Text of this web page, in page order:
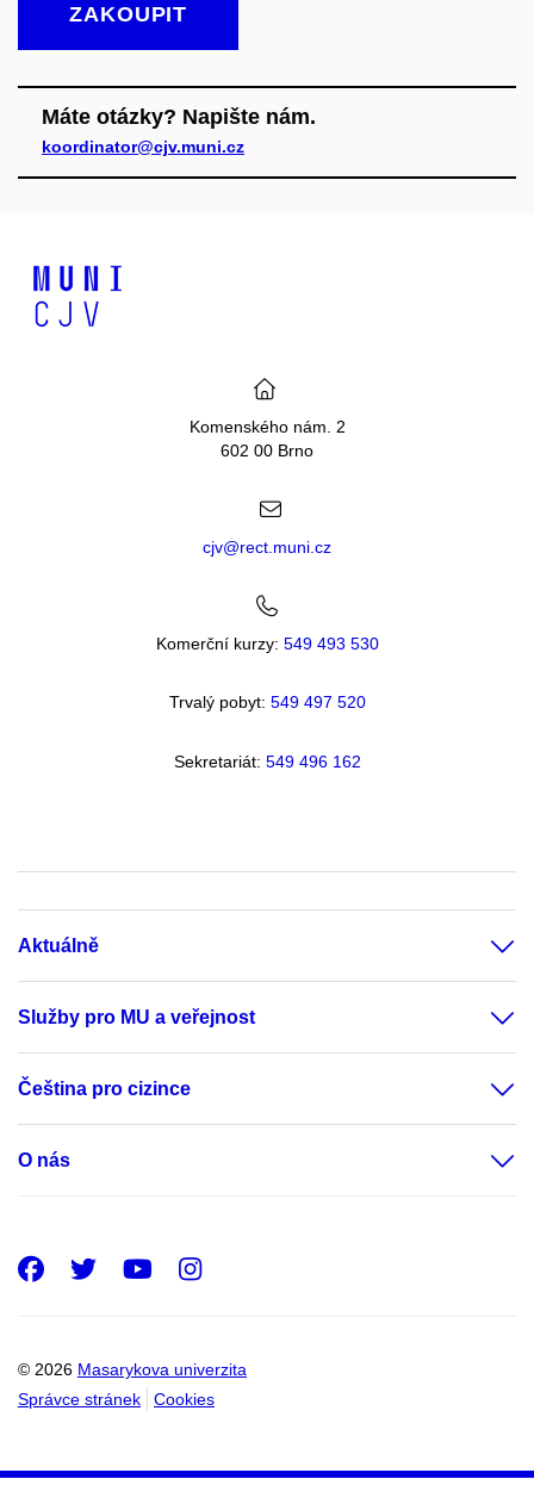
ZAKOUPIT
Máte otázky? Napište nám.
koordinator@cjv.muni.cz
Komenského nám. 2
602 00 Brno
cjv@rect.muni.cz
Komerční kurzy: 549 493 530
Trvalý pobyt: 549 497 520
Sekretariát: 549 496 162
Aktuálně
Služby pro MU a veřejnost
Čeština pro cizince
O nás
© 2026 Masarykova univerzita
Správce stránek
Cookies
Facebook
Twitter
Youtube
Instagram